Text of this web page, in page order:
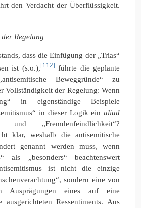
den Verdacht der Überflüssigkeit.
Regelung
dass die Einfügung der „Trias“
ist (s.o.),[112]führte die geplante
Beweggründe“ zu
Vollständigkeit der Regelung: Wenn
in eigenständige Beispiele
in dieser Logik ein aliud
und „Fremdenfeindlichkeit“?
klar, weshalb die antisemitische
genannt werden muss, wenn
als „besonders“ beachtenswert
ist nicht die einzige
sondern eine von
Ausprägungen eines auf eine
ausgerichteten Ressentiments. Aus